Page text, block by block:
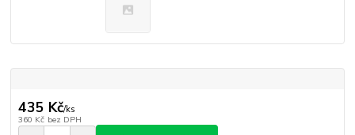
435 Kč/ks
360 Kč bez DPH